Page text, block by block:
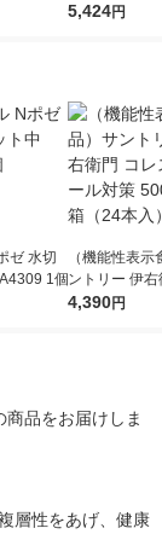
お茶 緑
ッジ 生茶 ラ
5,424円
ゼ 水切
1個
（機能性表示
ントリー 伊
レステロール
4,390円
品をお届けしま
層性をあげ、健康